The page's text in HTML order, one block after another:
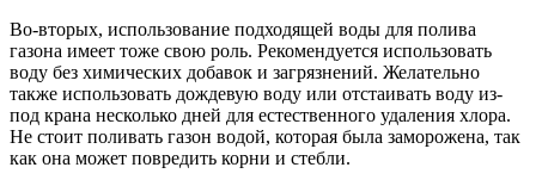
Во-вторых, использование подходящей воды для полива
газона имеет тоже свою роль. Рекомендуется использовать
воду без химических добавок и загрязнений. Желательно
также использовать дождевую воду или отстаивать воду из-
под крана несколько дней для естественного удаления хлора.
Не стоит поливать газон водой, которая была заморожена, так
как она может повредить корни и стебли.